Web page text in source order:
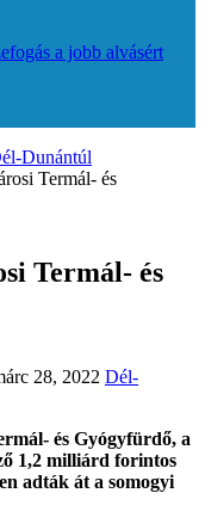
a jobb alvásért
Dunántúl
Termál- és
Termál- és
28, 2022 Dél-
és Gyógyfürdő, a
1,2 milliárd forintos
adták át a somogyi